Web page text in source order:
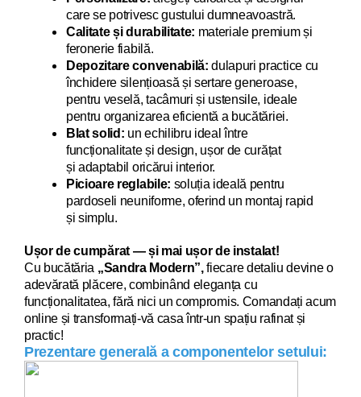
care se potrivesc gustului dumneavoastră.
Calitate și durabilitate: materiale premium și
feronerie fiabilă.
Depozitare convenabilă:dulapuri practice cu
închidere silențioasă și sertare generoase,
pentru veselă, tacâmuri și ustensile, ideale
pentru organizarea eficientă a bucătăriei.
Blat solid: un echilibru ideal între
funcționalitate și design, ușor de curățat
și adaptabil oricărui interior.
Picioare reglabile: soluția ideală pentru
pardoseli neuniforme, oferind un montaj rapid
și simplu.
Ușor de cumpărat — și mai ușor de instalat!
Cu bucătăria „Sandra Modern”,fiecare detaliu devine o
adevărată plăcere, combinând eleganța cu
funcționalitatea, fără nici un compromis. Comandați acum
online și transformați-vă casa într-un spațiu rafinat și
practic!
Prezentare generală a componentelor setului: